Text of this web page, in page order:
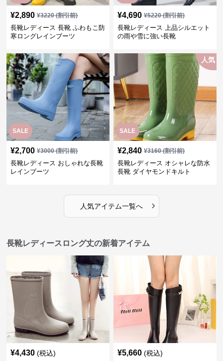
¥2,890 ¥3220(割引前)
長靴レディース 長靴 ふわもこ防
寒ロングレインブーツ
¥4,690 ¥5220(割引前)
長靴レディース 上品シルエット
の雨や雪に強い長靴
SALE
¥2,700 ¥3000(割引前)
長靴レディース おしゃれな長靴
レインブーツ
SALE
人気
¥2,840 ¥3160(割引前)
長靴レディース オシャレな防水
長靴 ダイヤモンドキルト
人気アイテム一覧へ ›
長靴レディースロング丈の新着アイテム
¥4,430 (税込) ¥5,660 (税込)